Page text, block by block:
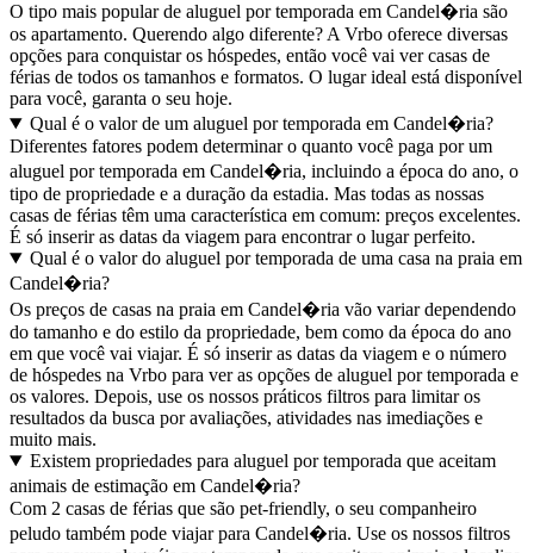
O tipo mais popular de aluguel por temporada em Candel�ria são
os apartamento. Querendo algo diferente? A Vrbo oferece diversas
opções para conquistar os hóspedes, então você vai ver casas de
férias de todos os tamanhos e formatos. O lugar ideal está disponível
para você, garanta o seu hoje.
Qual é o valor de um aluguel por temporada em Candel�ria?
Diferentes fatores podem determinar o quanto você paga por um
aluguel por temporada em Candel�ria, incluindo a época do ano, o
tipo de propriedade e a duração da estadia. Mas todas as nossas
casas de férias têm uma característica em comum: preços excelentes.
É só inserir as datas da viagem para encontrar o lugar perfeito.
Qual é o valor do aluguel por temporada de uma casa na praia em
Candel�ria?
Os preços de casas na praia em Candel�ria vão variar dependendo
do tamanho e do estilo da propriedade, bem como da época do ano
em que você vai viajar. É só inserir as datas da viagem e o número
de hóspedes na Vrbo para ver as opções de aluguel por temporada e
os valores. Depois, use os nossos práticos filtros para limitar os
resultados da busca por avaliações, atividades nas imediações e
muito mais.
Existem propriedades para aluguel por temporada que aceitam
animais de estimação em Candel�ria?
Com 2 casas de férias que são pet-friendly, o seu companheiro
peludo também pode viajar para Candel�ria. Use os nossos filtros